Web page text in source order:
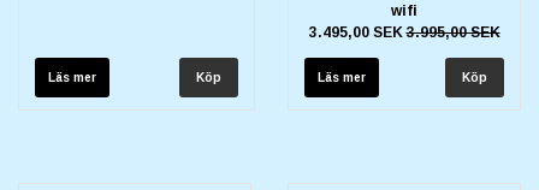
Läs mer
wifi
3.495,00 SEK3.995,00 SEK
Läs mer